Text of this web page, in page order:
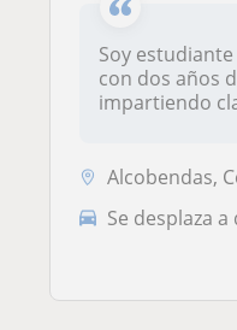
Soy
con dos años
impartiendo
Alcobendas, Cobeña,
Se desplaza